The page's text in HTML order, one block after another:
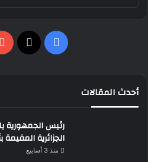
فيسبوك
أحدث المقالات
رئيس الجمهورية
الجزائرية المقيمة
منذ 3 أسابيع